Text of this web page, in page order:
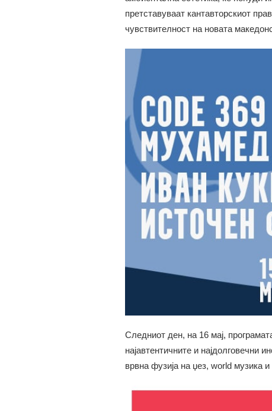
претставуваат кантавторскиот
чувствителност на новата
Следниот ден, на 16 мај,
најавтентичните и најдолговечни
врвна фузија на џез, world музика